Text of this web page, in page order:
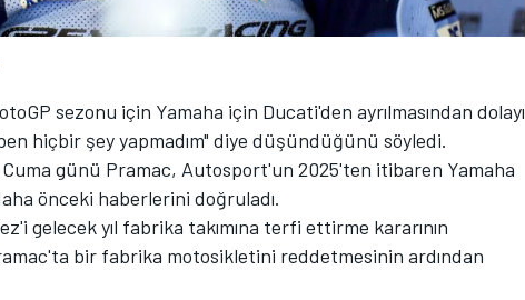
sezonu için Yamaha için Ducati'den ayrılmasından dolayı
hiçbir şey yapmadım" diye düşündüğünü söyledi.
günü Pramac, Autosport'un 2025'ten itibaren Yamaha
önceki haberlerini doğruladı.
gelecek yıl fabrika takımına terfi ettirme kararının
bir fabrika motosikletini reddetmesinin ardından